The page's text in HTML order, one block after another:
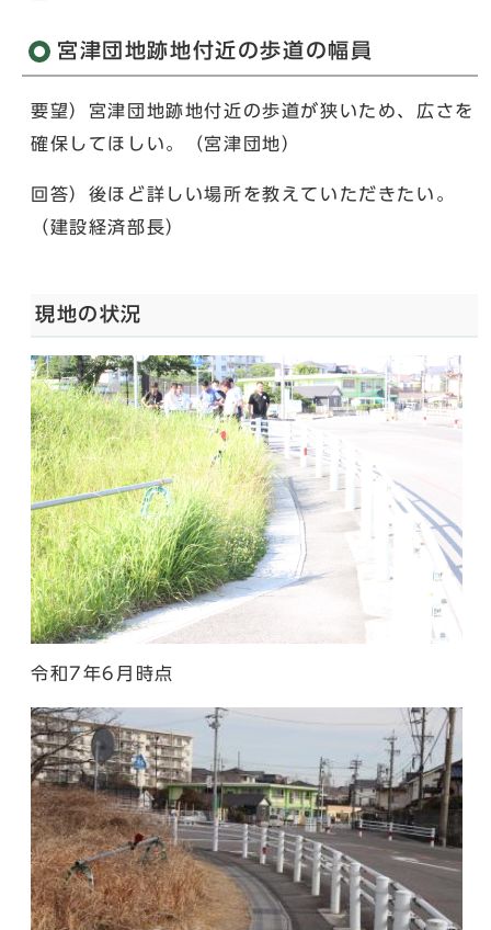
宮津団地跡地付近の歩道の幅員
要望）宮津団地跡地付近の歩道が狭いため、広さを
確保してほしい。（宮津団地）
回答）後ほど詳しい場所を教えていただきたい。
（建設経済部長）
現地の状況
令和7年6月時点